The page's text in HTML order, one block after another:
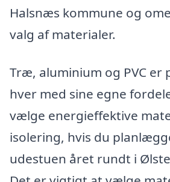
Halsnæs kommune og
valg af materialer.
Træ, aluminium og PVC er
hver med sine egne
vælge energieffektive
isolering, hvis du
udestuen året rundt i